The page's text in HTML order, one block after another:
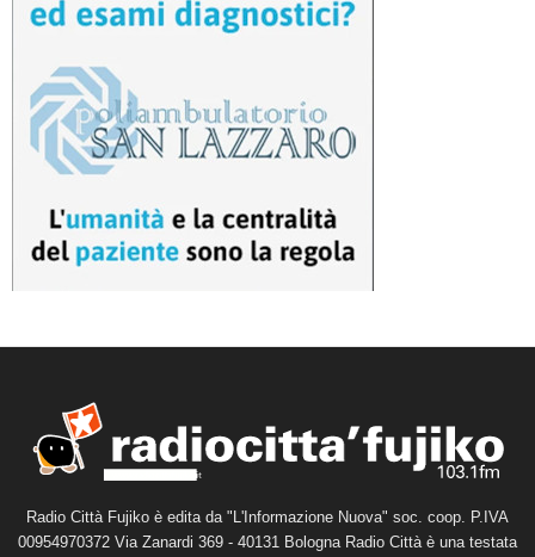
Radio Città Fujiko è edita da "L'Informazione Nuova" soc. coop. P.IVA
00954970372 Via Zanardi 369 - 40131 Bologna Radio Città è una testata